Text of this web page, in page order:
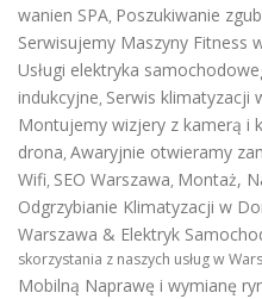
wanien SPA, Poszukiwanie
Serwisujemy Maszyny Fitness
Usługi elektryka
indukcyjne, Serwis klimatyzacji
Montujemy wizjery z kamerą i
drona, Awaryjnie otwieramy
Wifi, SEO Warszawa, Montaż,
Odgrzybianie Klimatyzacji w
Warszawa & Elektryk
skorzystania z naszych usług w
Mobilną Naprawę i wymianę